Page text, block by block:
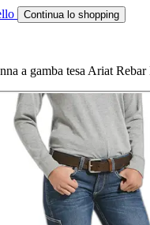
Continua lo shopping
a gamba tesa Ariat